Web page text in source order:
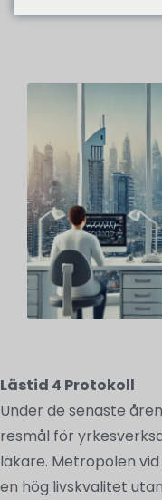
Lästid 4 Protokoll
Under de senaste
resmål för
läkare. Metropolen
en hög livskvalitet